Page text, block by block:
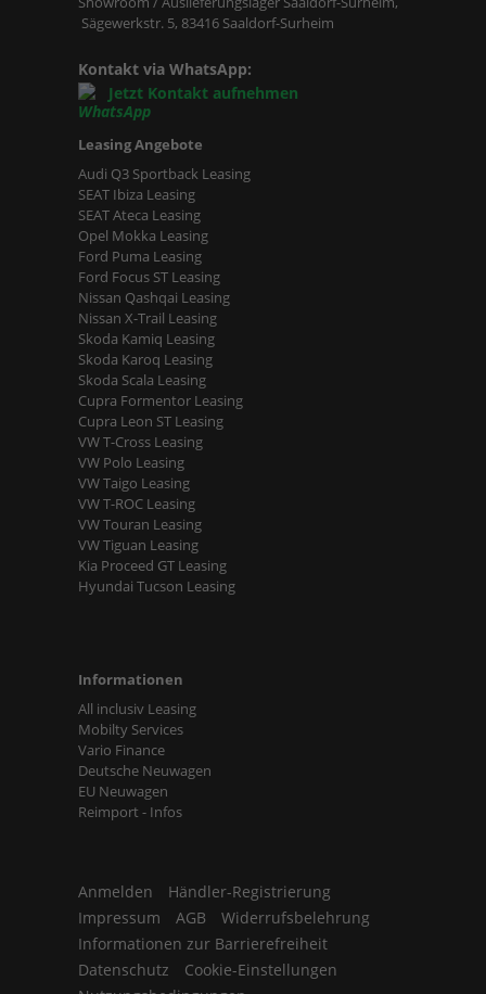
Sägewerkstr. 5, 83416 Saaldorf-Surheim
Kontakt via WhatsApp:
Jetzt Kontakt aufnehmen
Leasing Angebote
Audi Q3 Sportback Leasing
SEAT Ibiza Leasing
SEAT Ateca Leasing
Opel Mokka Leasing
Ford Puma Leasing
Ford Focus ST Leasing
Nissan Qashqai Leasing
Nissan X-Trail Leasing
Skoda Kamiq Leasing
Skoda Karoq Leasing
Skoda Scala Leasing
Cupra Formentor Leasing
Cupra Leon ST Leasing
VW T-Cross Leasing
VW Polo Leasing
VW Taigo Leasing
VW T-ROC Leasing
VW Touran Leasing
VW Tiguan Leasing
Kia Proceed GT Leasing
Hyundai Tucson Leasing
Informationen
All inclusiv Leasing
Mobilty Services
Vario Finance
Deutsche Neuwagen
EU Neuwagen
Reimport - Infos
Anmelden
Händler-Registrierung
Impressum
AGB
Widerrufsbelehrung
Informationen zur Barrierefreiheit
Datenschutz
Cookie-Einstellungen